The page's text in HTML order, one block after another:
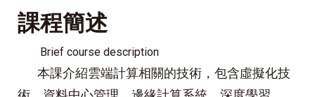
課程簡述
Brief course description
本課介紹雲端計算相關的技術，包含虛擬化技